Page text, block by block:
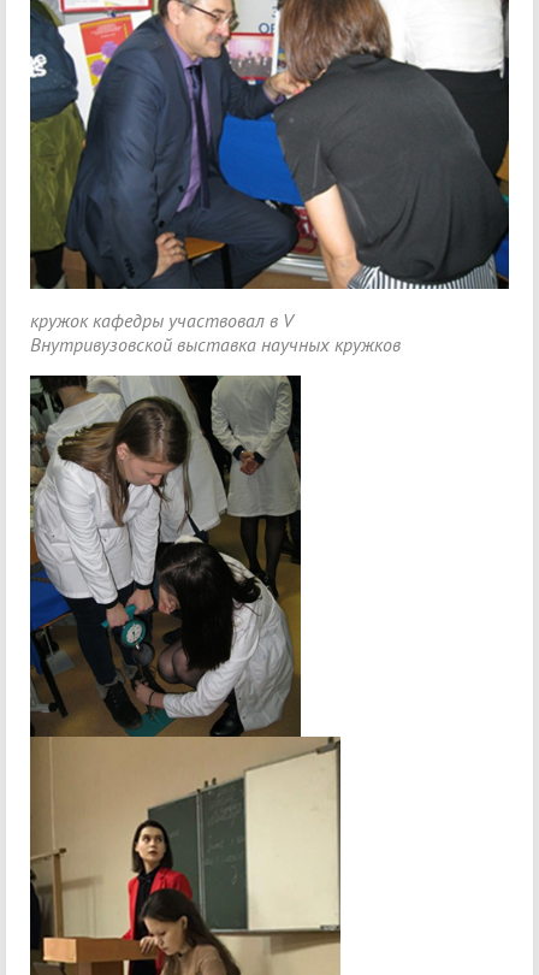
кружок кафедры участвовал в V
Внутривузовской выставка научных кружков